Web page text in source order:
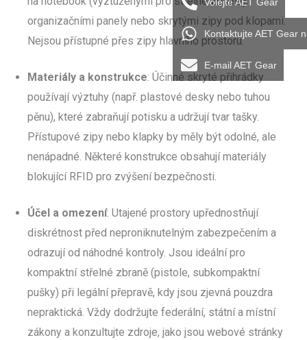
organizačními panely nebo skrytými zipy pod klopami.
Nejsou přístupné přes zipy hlavního prostoru.
Materiály a konstrukce: Účinné skryté přihrádky
používají výztuhy (např. plastové desky nebo tuhou
pěnu), které zabraňují potisku a udržují tvar tašky.
Přístupové zipy nebo klapky by měly být odolné, ale
nenápadné. Některé konstrukce obsahují materiály
blokující RFID pro zvýšení bezpečnosti.
Účel a omezení: Utajené prostory upřednostňují
diskrétnost před neproniknutelným zabezpečením a
odrazují od náhodné kontroly. Jsou ideální pro
kompaktní střelné zbraně (pistole, subkompaktní
pušky) při legální přepravě, kdy jsou zjevná pouzdra
nepraktická. Vždy dodržujte federální, státní a místní
zákony a konzultujte zdroje, jako jsou webové stránky
Kontaktujte AET Gear
E-mail AET Gear